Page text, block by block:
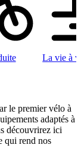
La vie à
le premier vélo à
adaptés à
découvrirez ici
qui rend nos